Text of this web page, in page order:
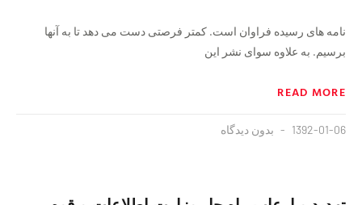
نامه های رسیده فراوان است. کمتر فرصتی دست می دهد تا به آنها
برسیم. به علاوه سوای نشر این
READ MORE
1392-01-06 بدون دیدگاه